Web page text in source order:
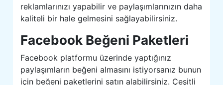
reklamlarınızı yapabilir ve paylaşımlarınızın daha
kaliteli bir hale gelmesini sağlayabilirsiniz.
Facebook Beğeni Paketleri
Facebook platformu üzerinde yaptığınız
paylaşımların beğeni almasını istiyorsanız bunun
için beğeni paketlerini satın alabilirsiniz. Çeşitli